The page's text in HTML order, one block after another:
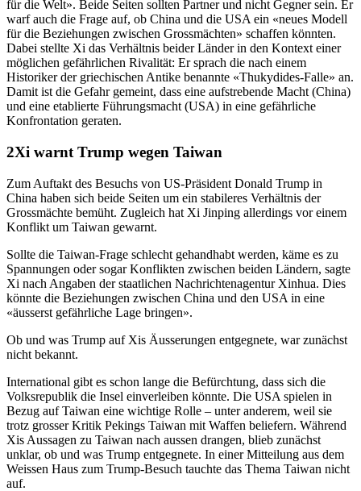
für die Welt». Beide Seiten sollten Partner und nicht Gegner sein. Er
warf auch die Frage auf, ob China und die USA ein «neues Modell
für die Beziehungen zwischen Grossmächten» schaffen könnten.
Dabei stellte Xi das Verhältnis beider Länder in den Kontext einer
möglichen gefährlichen Rivalität: Er sprach die nach einem
Historiker der griechischen Antike benannte «Thukydides-Falle» an.
Damit ist die Gefahr gemeint, dass eine aufstrebende Macht (China)
und eine etablierte Führungsmacht (USA) in eine gefährliche
Konfrontation geraten.
Xi warnt Trump wegen Taiwan
Zum Auftakt des Besuchs von US-Präsident Donald Trump in
China haben sich beide Seiten um ein stabileres Verhältnis der
Grossmächte bemüht. Zugleich hat Xi Jinping allerdings vor einem
Konflikt um Taiwan gewarnt.
Sollte die Taiwan-Frage schlecht gehandhabt werden, käme es zu
Spannungen oder sogar Konflikten zwischen beiden Ländern, sagte
Xi nach Angaben der staatlichen Nachrichtenagentur Xinhua. Dies
könnte die Beziehungen zwischen China und den USA in eine
«äusserst gefährliche Lage bringen».
Ob und was Trump auf Xis Äusserungen entgegnete, war zunächst
nicht bekannt.
International gibt es schon lange die Befürchtung, dass sich die
Volksrepublik die Insel einverleiben könnte. Die USA spielen in
Bezug auf Taiwan eine wichtige Rolle – unter anderem, weil sie
trotz grosser Kritik Pekings Taiwan mit Waffen beliefern. Während
Xis Aussagen zu Taiwan nach aussen drangen, blieb zunächst
unklar, ob und was Trump entgegnete. In einer Mitteilung aus dem
Weissen Haus zum Trump-Besuch tauchte das Thema Taiwan nicht
auf.